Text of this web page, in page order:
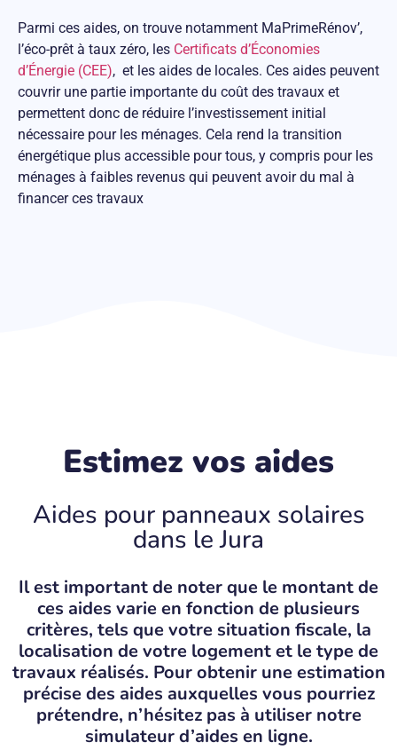
Parmi ces aides, on trouve notamment MaPrimeRénov’,
l’éco-prêt à taux zéro, les Certificats d’Économies
d’Énergie (CEE), et les aides de locales. Ces aides peuvent
couvrir une partie importante du coût des travaux et
permettent donc de réduire l’investissement initial
nécessaire pour les ménages. Cela rend la transition
énergétique plus accessible pour tous, y compris pour les
ménages à faibles revenus qui peuvent avoir du mal à
financer ces travaux
Estimez vos aides
Aides pour panneaux solaires
dans le Jura
Il est important de noter que le montant de
ces aides varie en fonction de plusieurs
critères, tels que votre situation fiscale, la
localisation de votre logement et le type de
travaux réalisés. Pour obtenir une estimation
précise des aides auxquelles vous pourriez
prétendre, n’hésitez pas à utiliser notre
simulateur d’aides en ligne.